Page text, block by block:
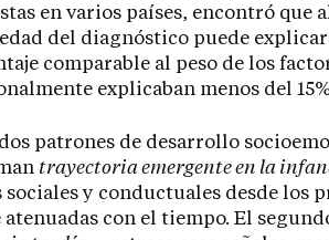
en varios países, encontró que
del diagnóstico puede
comparable al peso de los
explicaban menos del
patrones de desarrollo
trayectoria emergente en la
y conductuales desde los
atenuadas con el tiempo. El